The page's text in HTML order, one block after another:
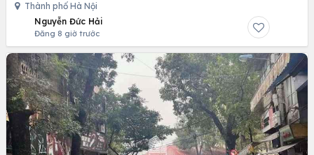
Thành phố Hà Nội
Nguyễn Đức Hải
Đăng 8 giờ trước